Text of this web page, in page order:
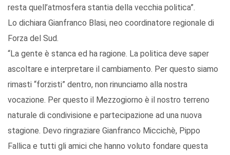
resta quell’atmosfera stantia della vecchia politica”.
Lo dichiara Gianfranco Blasi, neo coordinatore regionale di
Forza del Sud.
“La gente è stanca ed ha ragione. La politica deve saper
ascoltare e interpretare il cambiamento. Per questo siamo
rimasti “forzisti” dentro, non rinunciamo alla nostra
vocazione. Per questo il Mezzogiorno è il nostro terreno
naturale di condivisione e partecipazione ad una nuova
stagione. Devo ringraziare Gianfranco Miccichè, Pippo
Fallica e tutti gli amici che hanno voluto fondare questa